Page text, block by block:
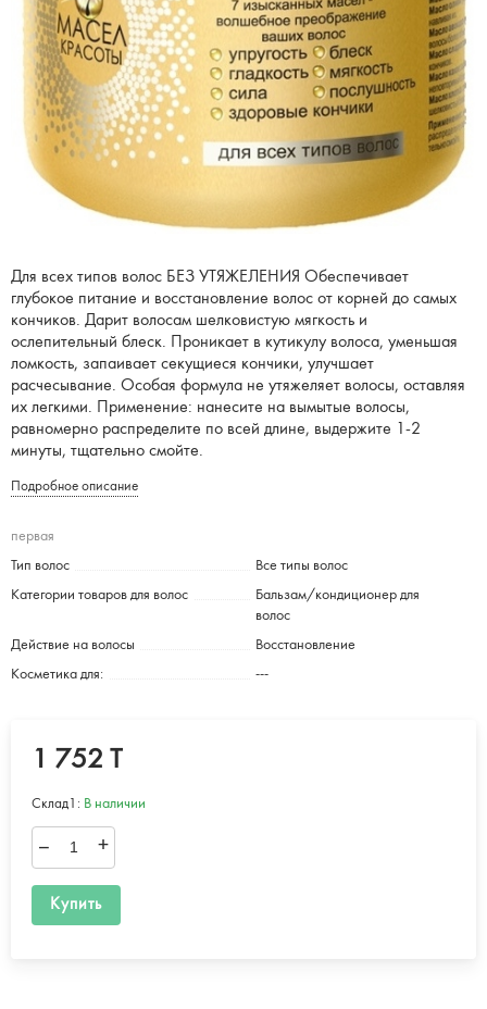
Для всех типов волос БЕЗ УТЯЖЕЛЕНИЯ Обеспечивает
глубокое питание и восстановление волос от корней до самых
кончиков. Дарит волосам шелковистую мягкость и
ослепительный блеск. Проникает в кутикулу волоса, уменьшая
ломкость, запаивает секущиеся кончики, улучшает
расчесывание. Особая формула не утяжеляет волосы, оставляя
их легкими. Применение: нанесите на вымытые волосы,
равномерно распределите по всей длине, выдержите 1-2
минуты, тщательно смойте.
Подробное описание
первая
Тип волос Все типы волос
Категории товаров для волос
Бальзам/кондиционер для
волос
Действие на волосы Восстановление
Косметика для: ---
1 752 T
Склад1: В наличии
– +
Купить